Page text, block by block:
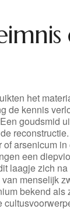
het
de kennis
goudsmid
of arsenicum
een
laagje zich
menselijk
bekend als